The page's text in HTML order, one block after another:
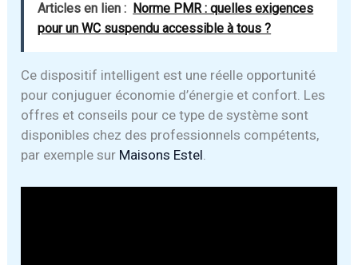
Articles en lien : Norme PMR : quelles exigences
pour un WC suspendu accessible à tous ?
Ce dispositif intelligent est une réelle opportunité
pour conjuguer économie d’énergie et confort. Les
offres et conseils pour ce type de système sont
disponibles chez des professionnels compétents,
par exemple sur Maisons Estel.